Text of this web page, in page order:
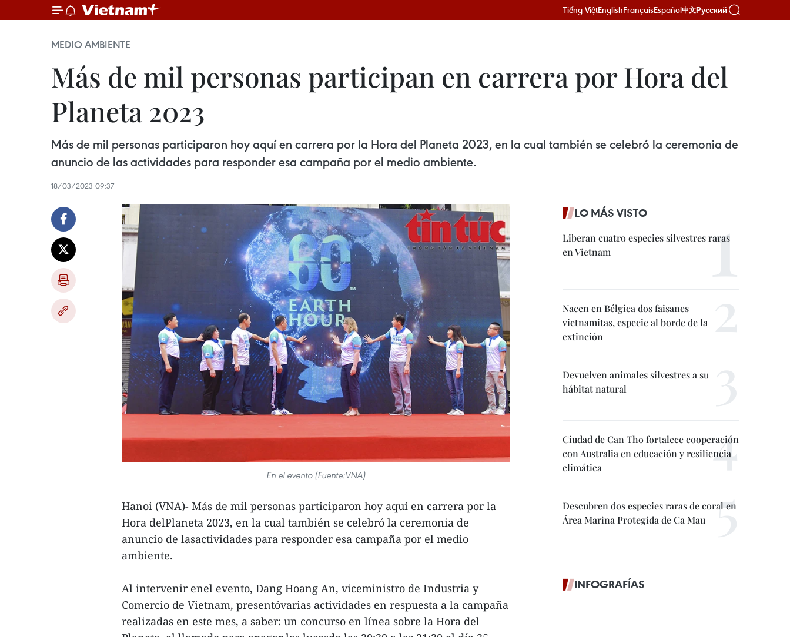
Tiếng ViệtEnglishFrançaisEspañol中文Русский
MEDIO AMBIENTE
Más de mil personas participan en carrera por Hora del
Planeta 2023
Más de mil personas participaron hoy aquí en carrera por la Hora del Planeta 2023, en la cual también se celebró la ceremonia de
anuncio de las actividades para responder esa campaña por el medio ambiente.
18/03/2023 09:37
En el evento (Fuente:VNA)
Hanoi (VNA)- Más de mil personas participaron hoy aquí en carrera por la
Hora delPlaneta 2023, en la cual también se celebró la ceremonia de
anuncio de lasactividades para responder esa campaña por el medio
ambiente.
Al intervenir enel evento, Dang Hoang An, viceministro de Industria y
Comercio de Vietnam, presentóvarias actividades en respuesta a la campaña
realizadas en este mes, a saber: un concurso en línea sobre la Hora del
LO MÁS VISTO
Liberan cuatro especies silvestres raras
en Vietnam
Nacen en Bélgica dos faisanes
vietnamitas, especie al borde de la
extinción
Devuelven animales silvestres a su
hábitat natural
Ciudad de Can Tho fortalece cooperación
con Australia en educación y resiliencia
climática
Descubren dos especies raras de coral en
Área Marina Protegida de Ca Mau
INFOGRAFÍAS